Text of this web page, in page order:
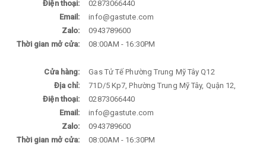
Điện thoại:
02873066440
Email:
info@gastute.com
Zalo:
0943789600
Thời gian mở cửa:
08:00AM - 16:30PM
Cửa hàng:
Gas Tử Tế Phường Trung Mỹ Tây Q12
Địa chỉ:
71D/5 Kp7, Phường Trung Mỹ Tây, Quận 12,
Điện thoại:
02873066440
Email:
info@gastute.com
Zalo:
0943789600
Thời gian mở cửa:
08:00AM - 16:30PM